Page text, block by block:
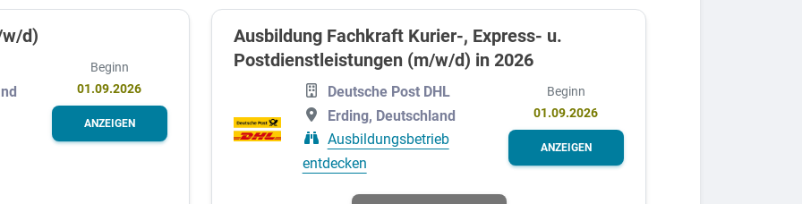
d)
Beginn
01.09.2026
ANZEIGEN
Ausbildung Fachkraft Kurier-, Express- u.
Postdienstleistungen (m/w/d) in 2026
Deutsche Post DHL
Erding, Deutschland
Ausbildungsbetrieb
entdecken
Beginn
01.09.2026
ANZEIGEN